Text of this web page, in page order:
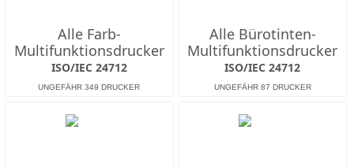
Alle Farb-
Multifunktions­drucker
ISO/IEC 24712
Alle Bürotinten-
Multifunktions­drucker
ISO/IEC 24712